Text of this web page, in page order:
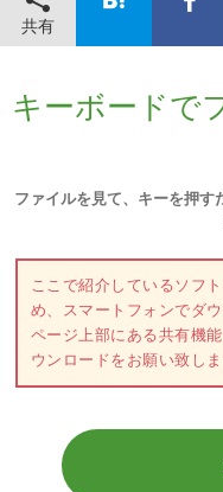
共有
キーボードで
ファイルを見て、キーを押
ここで紹介しているソフ
め、スマートフォンでダ
ページ上部にある共有機
ウンロードをお願い致しま